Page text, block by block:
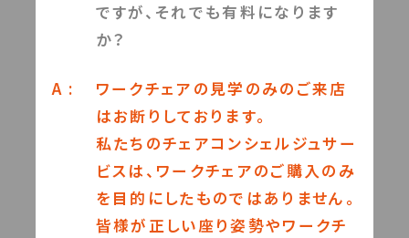
ですが、それでも有料になります
か？
A :
ワークチェアの見学のみのご来店
はお断りしております。
私たちのチェアコンシェルジュサー
ビスは、ワークチェアのご購入のみ
を目的にしたものではありません。
皆様が正しい座り姿勢やワークチ